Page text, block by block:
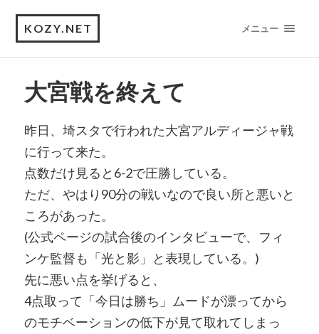
KOZY.NET メニュー
大宮戦を終えて
昨日、埼スタで行われた大宮アルディージャ戦
に行って来た。
点数だけ見ると6-2で圧勝している。
ただ、やはり90分の戦いなので良い所と悪いと
ころがあった。
(公式ページの試合後のインタビューで、フィ
ンケ監督も「光と影」と表現している。)
先に悪い点を挙げると、
4点取って「今日は勝ち」ムードが漂ってから
のモチベーションの低下が見て取れてしまっ